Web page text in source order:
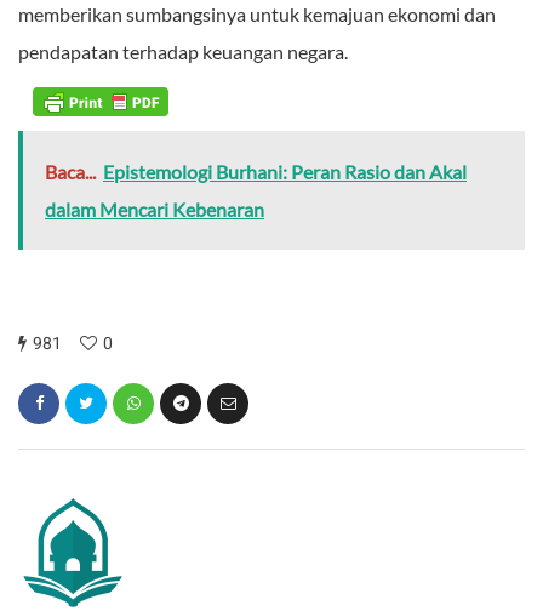
memberikan sumbangsinya untuk kemajuan ekonomi dan
pendapatan terhadap keuangan negara.
Baca... Epistemologi Burhani: Peran Rasio dan Akal
dalam Mencari Kebenaran
981 0